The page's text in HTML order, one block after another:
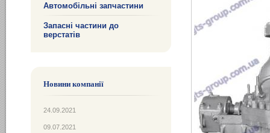
Автомобільні запчастини
Запасні частини до
верстатів
Новини компанії
24.09.2021
09.07.2021